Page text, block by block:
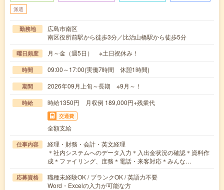
派遣
勤務地
広島市南区
南区役所前駅から徒歩3分／比治山橋駅から徒歩5分
曜日頻度 月～金（週5日） ※土日祝休み！
時間 09:00～17:00(実働7時間 休憩1時間)
期間 2026年09月上旬～長期 ※9月～！
時給 時給1350円 月収例 189,000円+残業代
交通費
全額支給
仕事内容
経理・財務・会計・英文経理
＊社内システムへのデータ入力＊入出金状況の確認＊資料作
成＊ファイリング、庶務＊電話・来客対応＊みんな…
応募資格
職種未経験OK / ブランクOK / 英語力不要
Word・Excelの入力が可能な方